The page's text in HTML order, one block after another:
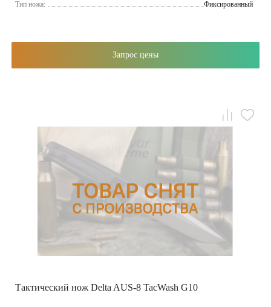
Тип ножа: Фиксированный
Запрос цены
Тактический нож Delta AUS-8 TacWash G10